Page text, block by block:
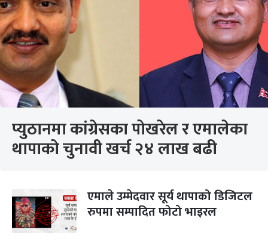
प्युठानमा कांग्रेसका पोखरेल र एमालेका
थापाको चुनावी खर्च २४ लाख बढी
एमाले उम्मेदवार सूर्य थापाको डिजिटल
रुपमा सम्पादित फोटो भाइरल